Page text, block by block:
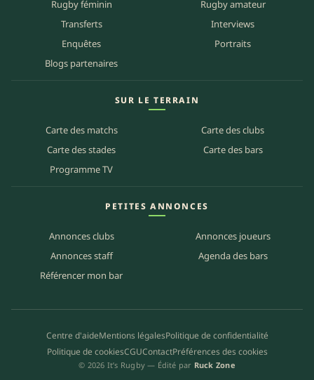
Rugby féminin
Rugby amateur
Transferts
Interviews
Enquêtes
Portraits
Blogs partenaires
SUR LE TERRAIN
Carte des matchs
Carte des clubs
Carte des stades
Carte des bars
Programme TV
PETITES ANNONCES
Annonces clubs
Annonces joueurs
Annonces staff
Agenda des bars
Référencer mon bar
Centre d'aideMentions légalesPolitique de confidentialité
Politique de cookiesCGUContactPréférences des cookies
© 2026 It’s Rugby — Édité par Ruck Zone